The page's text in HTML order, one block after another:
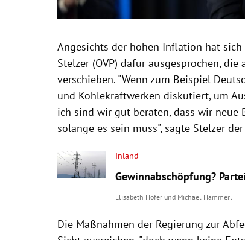
Angesichts der hohen Inflation hat
Stelzer (ÖVP) dafür ausgesprochen,
verschieben. "Wenn zum Beispiel
und Kohlekraftwerken diskutiert, um
ich sind wir gut beraten, dass wir neue
solange es sein muss", sagte Stelzer
Inland
Gewinnabschöpfung?
Elisabeth Hofer und Michael Hammerl
Die Maßnahmen der Regierung zur